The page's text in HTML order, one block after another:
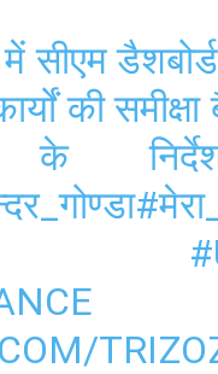
डैशबोर्ड
की
के